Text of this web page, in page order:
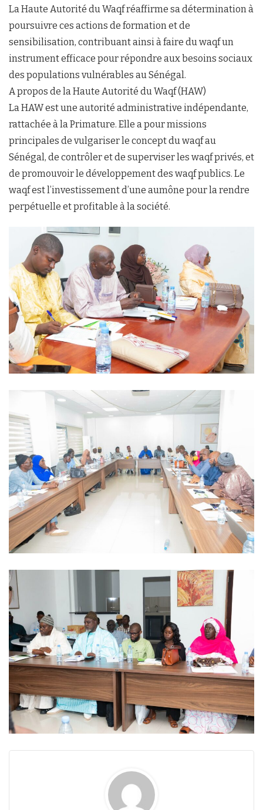
‎La Haute Autorité du Waqf réaffirme sa détermination à
poursuivre ces actions de formation et de
sensibilisation, contribuant ainsi à faire du waqf un
instrument efficace pour répondre aux besoins sociaux
des populations vulnérables au Sénégal.
‎A propos de la Haute Autorité du Waqf (HAW)
‎La HAW est une autorité administrative indépendante,
rattachée à la Primature. Elle a pour missions
principales de vulgariser le concept du waqf au
Sénégal, de contrôler et de superviser les waqf privés, et
de promouvoir le développement des waqf publics. Le
waqf est l’investissement d’une aumône pour la rendre
perpétuelle et profitable à la société.